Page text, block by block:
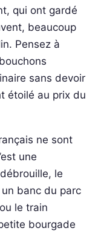
qui ont gardé
beaucoup
Pensez à
sans devoir
étoilé au prix du
ne sont
une
le
banc du parc
le train
bourgade